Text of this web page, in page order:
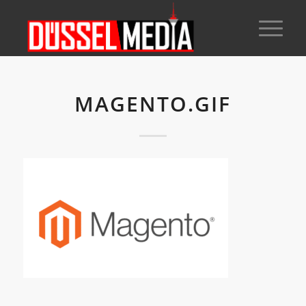
MAGENTO.GIF